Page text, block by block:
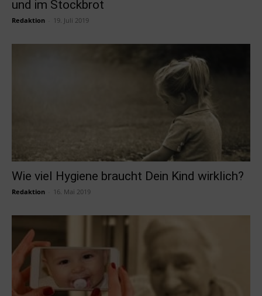
und im Stockbrot
Redaktion 19. Juli 2019
Wie viel Hygiene braucht Dein Kind wirklich?
Redaktion 16. Mai 2019